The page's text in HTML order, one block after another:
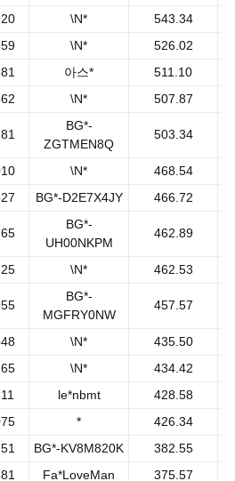
\N*
543.34
\N*
526.02
아스*
511.10
\N* 507.87
BG*-
ZGTMEN8Q
503.34
\N*
468.54
BG*-D2E7X4JY 466.72
BG*-
UH00NKPM
462.89
\N* 462.53
BG*-
MGFRY0NW
457.57
\N*
435.50
\N*
434.42
le*nbmt
428.58
*
426.34
BG*-KV8M820K
382.55
Fa*LoveMan 375.57